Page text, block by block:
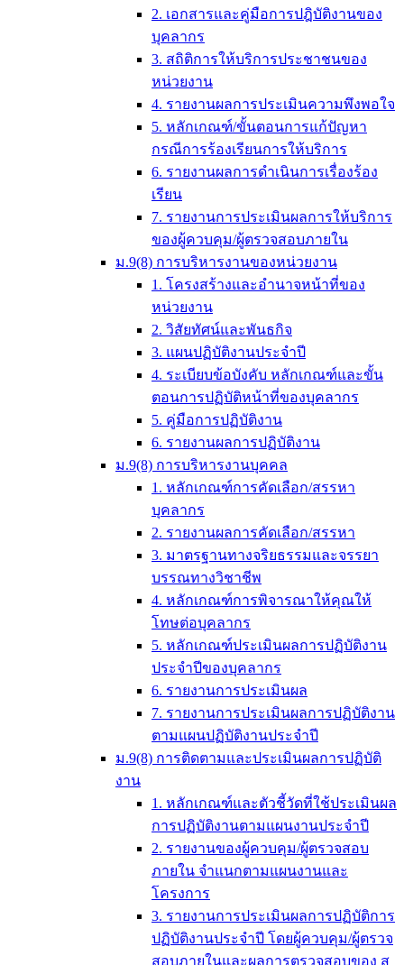
2. เอกสารและคู่มือการปฎิบัติงานของ
บุคลากร
3. สถิติการให้บริการประชาชนของ
หน่วยงาน
4. รายงานผลการประเมินความพึงพอใจ
5. หลักเกณฑ์/ขั้นตอนการแก้ปัญหา
กรณีการร้องเรียนการให้บริการ
6. รายงานผลการดำเนินการเรื่องร้อง
เรียน
7. รายงานการประเมินผลการให้บริการ
ของผู้ควบคุม/ผู้ตรวจสอบภายใน
ม.9(8) การบริหารงานของหน่วยงาน
1. โครงสร้างและอำนาจหน้าที่ของ
หน่วยงาน
2. วิสัยทัศน์และพันธกิจ
3. แผนปฏิบัติงานประจำปี
4. ระเบียบข้อบังคับ หลักเกณฑ์และขั้น
ตอนการปฏิบัติหน้าที่ของบุคลากร
5. คู่มือการปฏิบัติงาน
6. รายงานผลการปฏิบัติงาน
ม.9(8) การบริหารงานบุคคล
1. หลักเกณฑ์การคัดเลือก/สรรหา
บุคลากร
2. รายงานผลการคัดเลือก/สรรหา
3. มาตรฐานทางจริยธรรมและจรรยา
บรรณทางวิชาชีพ
4. หลักเกณฑ์การพิจารณาให้คุณให้
โทษต่อบุคลากร
5. หลักเกณฑ์ประเมินผลการปฏิบัติงาน
ประจำปีของบุคลากร
6. รายงานการประเมินผล
7. รายงานการประเมินผลการปฏิบัติงาน
ตามแผนปฏิบัติงานประจำปี
ม.9(8) การติดตามและประเมินผลการปฏิบัติ
งาน
1. หลักเกณฑ์และตัวชี้วัดที่ใช้ประเมินผล
การปฏิบัติงานตามแผนงานประจำปี
2. รายงานของผู้ควบคุม/ผู้ตรวจสอบ
ภายใน จำแนกตามแผนงานและ
โครงการ
3. รายงานการประเมินผลการปฏิบัติการ
ปฏิบัติงานประจำปี โดยผู้ควบคุม/ผู้ตรวจ
สอบภายในและผลการตรวจสอบของ ส